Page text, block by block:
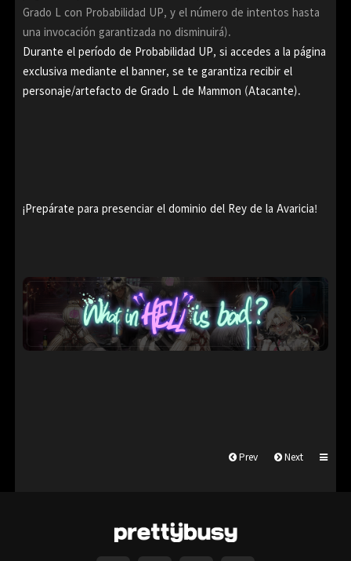
Grado L con Probabilidad UP, y el número de intentos hasta
una invocación garantizada no disminuirá).
Durante el período de Probabilidad UP, si accedes a la página
exclusiva mediante el banner, se te garantiza recibir el
personaje/artefacto de Grado L de Mammon (Atacante).
¡Prepárate para presenciar el dominio del Rey de la Avaricia!
Prev Next